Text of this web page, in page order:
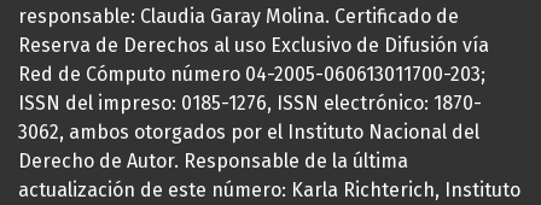
responsable: Claudia Garay Molina. Certificado de
Reserva de Derechos al uso Exclusivo de Difusión vía
Red de Cómputo número 04-2005-060613011700-203;
ISSN del impreso: 0185-1276, ISSN electrónico: 1870-
3062, ambos otorgados por el Instituto Nacional del
Derecho de Autor. Responsable de la última
actualización de este número: Karla Richterich, Instituto